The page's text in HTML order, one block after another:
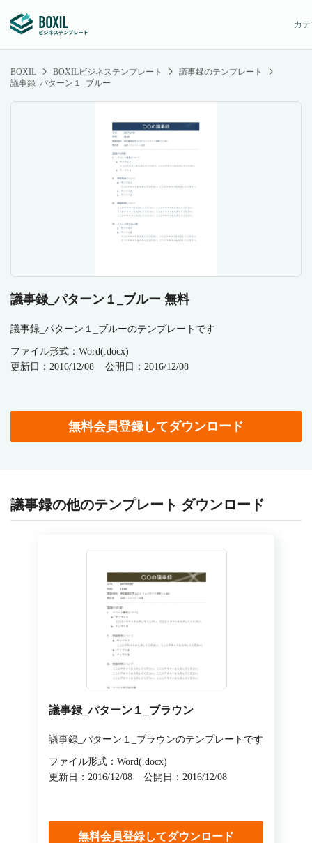
カ
BOXIL BOXILビジネステンプレート
議事録のテンプレート
議事録_パターン１_ブルー
議事録_パターン１_ブルー 無料
議事録_パターン１_ブルーのテンプレートです
ファイル形式：Word(.docx)
更新日：2016/12/08
公開日：2016/12/08
無料会員登録してダウンロード
議事録の他のテンプレート ダウンロード
議事録_パターン１_ブラウン
議事録_パターン１_ブラウンのテンプレートです
ファイル形式：Word(.docx)
更新日：2016/12/08
公開日：2016/12/08
無料会員登録してダウンロード